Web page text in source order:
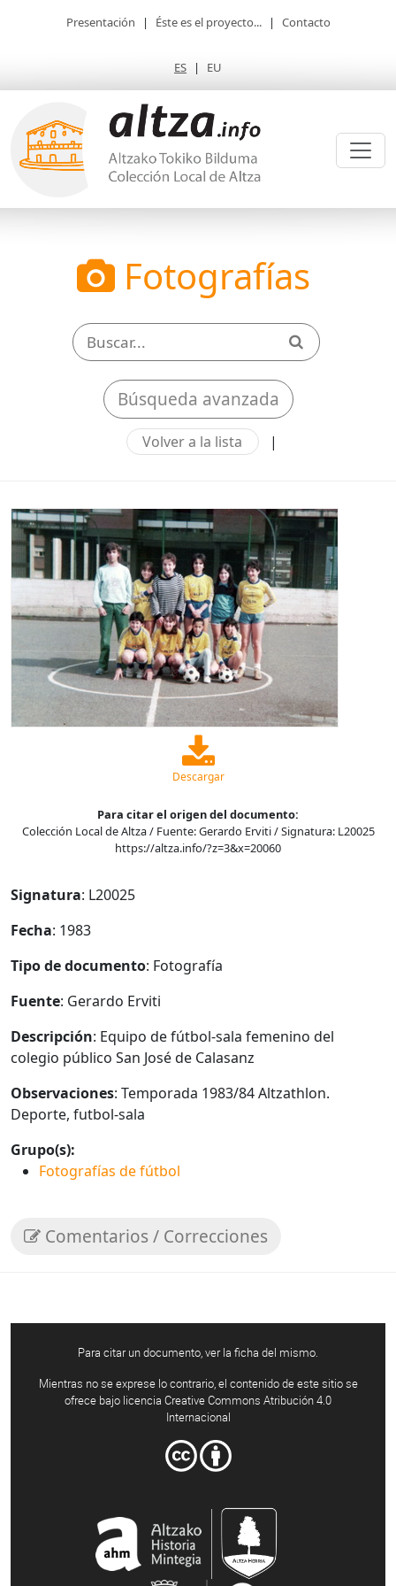
Presentación | Éste es el proyecto... | Contacto
ES | EU
Fotografías
Búsqueda avanzada
Volver a la lista |
Descargar
Para citar el origen del documento:
Colección Local de Altza / Fuente: Gerardo Erviti / Signatura: L20025
https://altza.info/?z=3&x=20060
Signatura: L20025
Fecha: 1983
Tipo de documento: Fotografía
Fuente: Gerardo Erviti
Descripción: Equipo de fútbol-sala femenino del
colegio público San José de Calasanz
Observaciones: Temporada 1983/84 Altzathlon.
Deporte, futbol-sala
Grupo(s):
Fotografías de fútbol
Comentarios / Correcciones
Para citar un documento, ver la ficha del mismo.
Mientras no se exprese lo contrario, el contenido de este sitio se
ofrece bajo licencia Creative Commons Atribución 4.0
Internacional